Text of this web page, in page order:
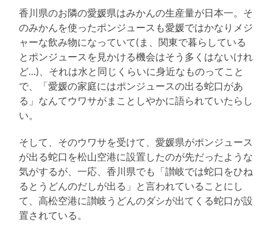
香川県のお隣の愛媛県はみかんの生産量が日本一。そ
のみかんを使ったポンジュースも愛媛ではかなりメジ
ャーな飲み物になっていて(ま、関東で暮らしている
とポンジュースを見かける機会はそう多くはないけれ
ど…)、それは水と同じくらいに身近なものってこと
で、「愛媛の家庭にはポンジュースの出る蛇口があ
る」なんてウワサがまことしやかに語られていたらし
い。
そして、そのウワサを受けて、愛媛県がポンジュース
が出る蛇口を松山空港に設置したのが先だったような
気がするが、一応、香川県でも「讃岐では蛇口をひね
るとうどんのだしが出る」と言われていることにし
て、高松空港に讃岐うどんのダシが出てくる蛇口が設
置されている。